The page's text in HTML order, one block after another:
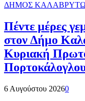
ΔΗΜΟΣ
Πέντε μέρες
στον Δήμο
Κυριακή
6 Αυγούστου 20260